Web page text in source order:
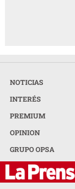
NOTICIAS
INTERÉS
PREMIUM
OPINION
GRUPO OPSA